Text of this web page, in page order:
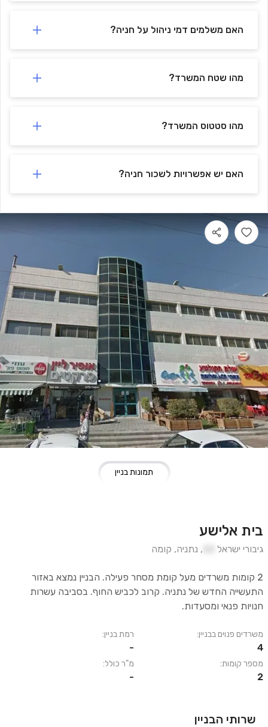
האם משלמים דמי ניהול על חניה?
מהו שטח המשרד?
מהו סטטוס המשרד?
האם יש אפשרויות לשכור חניה?
בית אלישע
גיבורי ישראל , נתניה, קומה
2 קומות משרדים מעל קומת מסחר פעילה. הבניין נמצא באזור
התעשייה החדש של נתניה. קרוב לכביש החוף. בסביבה עשרות
חנויות פנאי ומסעדות.
משרדים פנוים בבניין:
4
מספר קומות:
2
רמת בניין:
-
מ"ר כולל:
-
תמונות בניין
שרותי הבניין